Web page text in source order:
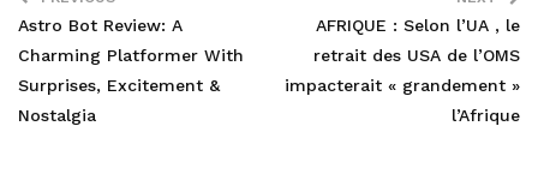
Astro Bot Review: A
Charming Platformer With
Surprises, Excitement &
Nostalgia
AFRIQUE : Selon l’UA , le
retrait des USA de l’OMS
impacterait « grandement »
l’Afrique